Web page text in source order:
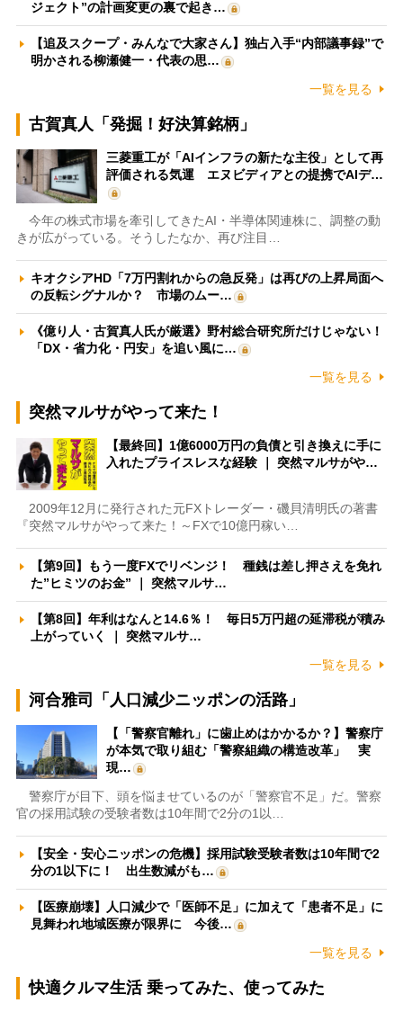
ジェクト”の計画変更の裏で起き…
【追及スクープ・みんなで大家さん】独占入手“内部議事録”で
明かされる柳瀬健一・代表の思…
一覧を見る
古賀真人「発掘！好決算銘柄」
三菱重工が「AIインフラの新たな主役」として再
評価される気運 エヌビディアとの提携でAIデ…
今年の株式市場を牽引してきたAI・半導体関連株に、調整の動
きが広がっている。そうしたなか、再び注目…
キオクシアHD「7万円割れからの急反発」は再びの上昇局面へ
の反転シグナルか？ 市場のムー…
《億り人・古賀真人氏が厳選》野村総合研究所だけじゃない！
「DX・省力化・円安」を追い風に…
一覧を見る
突然マルサがやって来た！
【最終回】1億6000万円の負債と引き換えに手に
入れたプライスレスな経験 ｜ 突然マルサがや…
2009年12月に発行された元FXトレーダー・磯貝清明氏の著書
『突然マルサがやって来た！～FXで10億円稼い…
【第9回】もう一度FXでリベンジ！ 種銭は差し押さえを免れ
た”ヒミツのお金” ｜ 突然マルサ…
【第8回】年利はなんと14.6％！ 毎日5万円超の延滞税が積み
上がっていく ｜ 突然マルサ…
一覧を見る
河合雅司「人口減少ニッポンの活路」
【「警察官離れ」に歯止めはかかるか？】警察庁
が本気で取り組む「警察組織の構造改革」 実
現…
警察庁が目下、頭を悩ませているのが「警察官不足」だ。警察
官の採用試験の受験者数は10年間で2分の1以…
【安全・安心ニッポンの危機】採用試験受験者数は10年間で2
分の1以下に！ 出生数減がも…
【医療崩壊】人口減少で「医師不足」に加えて「患者不足」に
見舞われ地域医療が限界に 今後…
一覧を見る
快適クルマ生活 乗ってみた、使ってみた